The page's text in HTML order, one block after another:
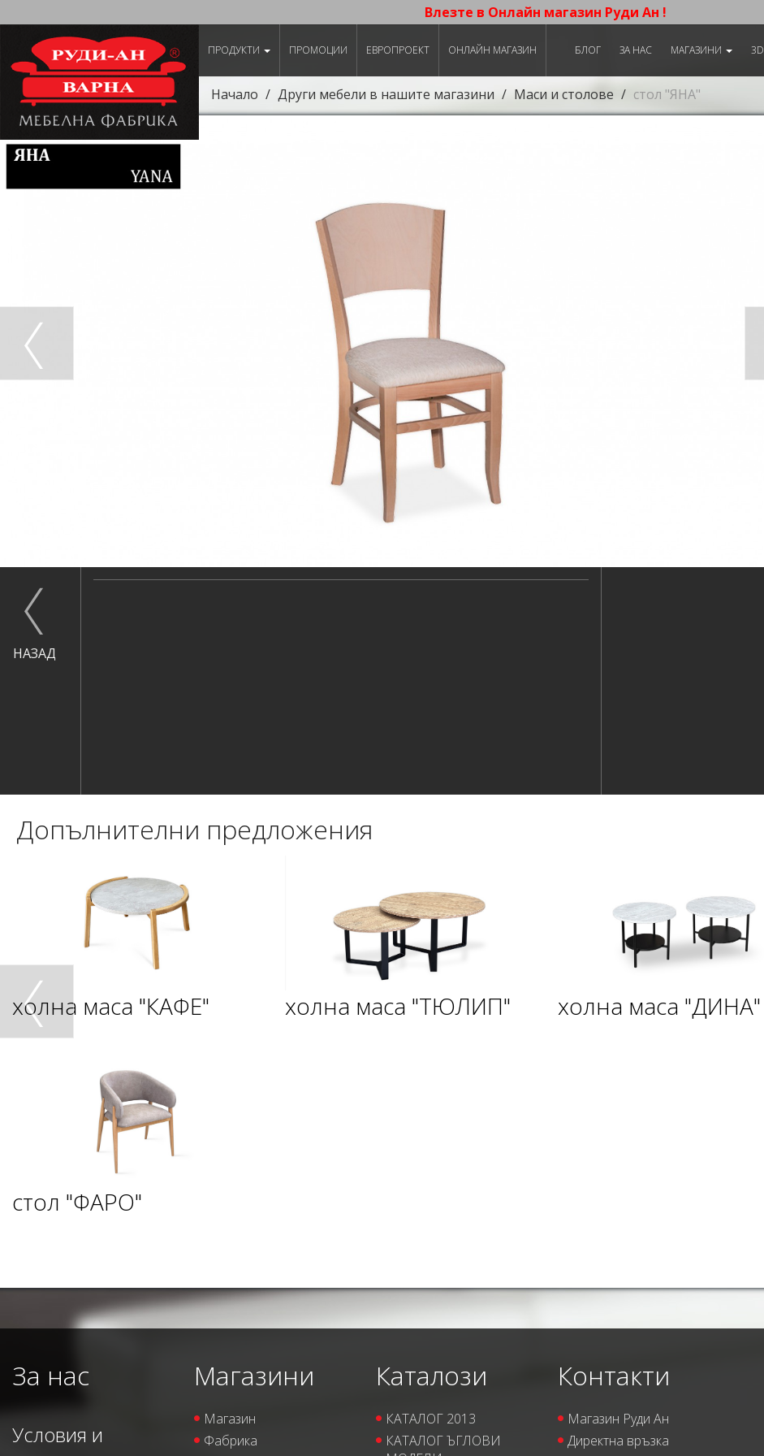
Влезте в Онлайн магазин Руди Ан !
ПРОДУКТИ ПРОМОЦИИ ЕВРОПРОЕКТ ОНЛАЙН МАГАЗИН БЛОГ ЗА НАС МАГАЗИНИ 3D
Начало Други мебели в нашите магазини Маси и столове стол "ЯНА"
НАЗАД
Допълнителни предложения
холна маса "КАФЕ" холна маса "ТЮЛИП" холна маса "ДИНА"
стол "ФАРО"
За нас
Условия и
Магазини
Магазин
Фабрика
Каталози
КАТАЛОГ 2013
КАТАЛОГ ЪГЛОВИ
Контакти
Магазин Руди Ан
Директна връзка